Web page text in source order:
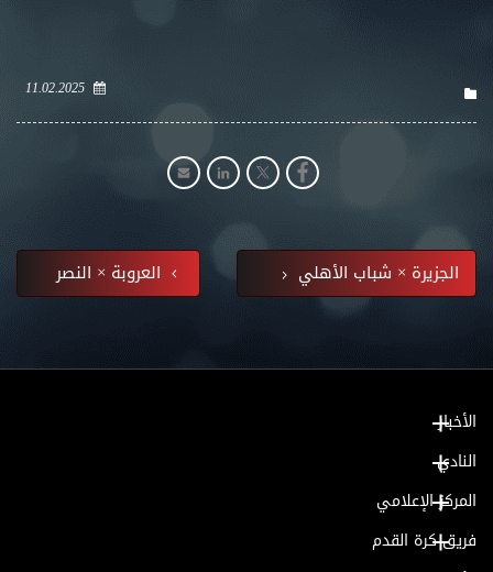
11.02.2025
العروبة × النصر الجزيرة × شباب الأهلي
الأخبار
النادي
المركز الإعلامي
فريق كرة القدم